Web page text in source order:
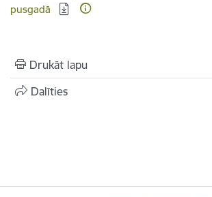
pusgadā
Drukāt lapu
Dalīties